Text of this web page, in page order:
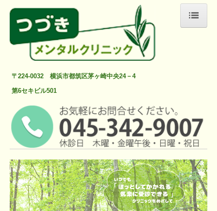
HOME
医師のご紹介
診療時間・アクセス
診療内容
カウンセラーからのひと言
お問合せ
保険外負担金及び届け出事項
〒224-0032 横浜市都筑区茅ヶ崎中央24－4
第6セキビル501